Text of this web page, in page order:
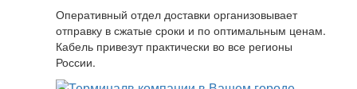
Оперативный отдел доставки организовывает
отправку в сжатые сроки и по оптимальным ценам.
Кабель привезут практически во все регионы
России.